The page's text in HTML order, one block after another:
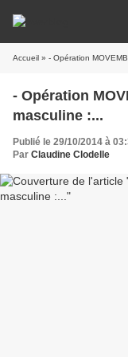
Accueil » - Opération
- Opération
masculine :...
Publié le 29/10/2014 à
Par Claudine Clodelle